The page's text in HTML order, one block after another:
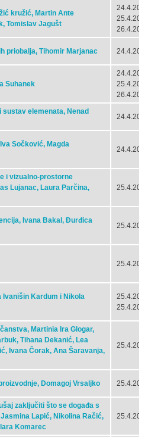
kružić, Martin Ante
Tomislav Jagušt
priobalja, Tihomir Marjanac
Suhanek
elemenata, Nenad
Sočković, Magda
i vizualno-prostorne
Lujanac, Laura Parčina,
Ivana Bakal, Đurđica
Ivanišin Kardum i Nikola
Martinia Ira Glogar,
Tihana Dekanić, Lea
Ivana Čorak, Ana Šaravanja,
Domagoj Vrsaljko
zaključiti što se događa s
Lapić, Nikolina Račić,
Komarec